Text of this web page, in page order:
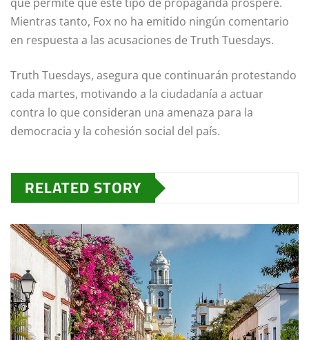
Mientras tanto, Fox no ha emitido ningún comentario
en respuesta a las acusaciones de Truth Tuesdays.
Truth Tuesdays, asegura que continuarán protestando
cada martes, motivando a la ciudadanía a actuar
contra lo que consideran una amenaza para la
democracia y la cohesión social del país.
RELATED STORY